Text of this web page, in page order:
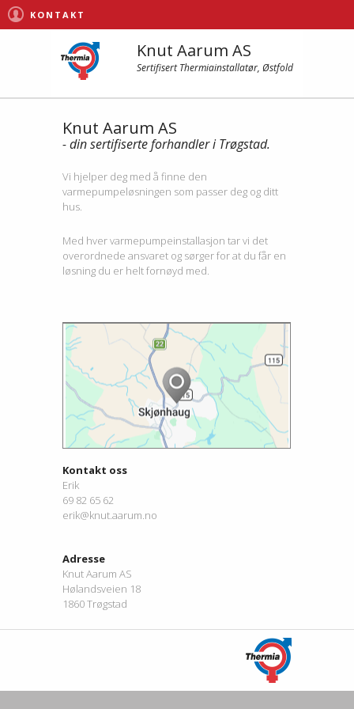
KONTAKT
Knut Aarum AS
Sertifisert Thermiainstallatør, Østfold
Knut Aarum AS
- din sertifiserte forhandler i Trøgstad.
Vi hjelper deg med å finne den
varmepumpeløsningen som passer deg og ditt
hus.
Med hver varmepumpeinstallasjon tar vi det
overordnede ansvaret og sørger for at du får en
løsning du er helt fornøyd med.
Kontakt oss
Erik
69 82 65 62
erik@knut.aarum.no
Adresse
Knut Aarum AS
Hølandsveien 18
1860 Trøgstad